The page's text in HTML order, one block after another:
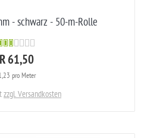
- schwarz - 50-m-Rolle
61,50
pro Meter
zzgl. Versandkosten